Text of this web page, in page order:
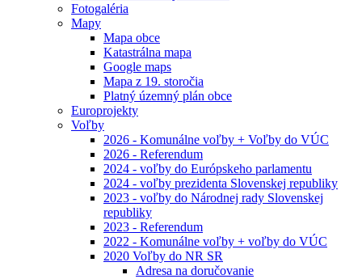
Fotogaléria
Mapy
Mapa obce
Katastrálna mapa
Google maps
Mapa z 19. storočia
Platný územný plán obce
Europrojekty
Voľby
2026 - Komunálne voľby + Voľby do VÚC
2026 - Referendum
2024 - voľby do Európskeho parlamentu
2024 - voľby prezidenta Slovenskej republiky
2023 - voľby do Národnej rady Slovenskej
republiky
2023 - Referendum
2022 - Komunálne voľby + voľby do VÚC
2020 Voľby do NR SR
Adresa na doručovanie